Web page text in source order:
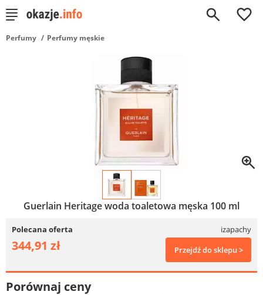
0
Perfumy Perfumy męskie
Guerlain Heritage woda toaletowa męska 100 ml
Polecana oferta izapachy
344,91 zł Przejdź do sklepu >
Porównaj ceny